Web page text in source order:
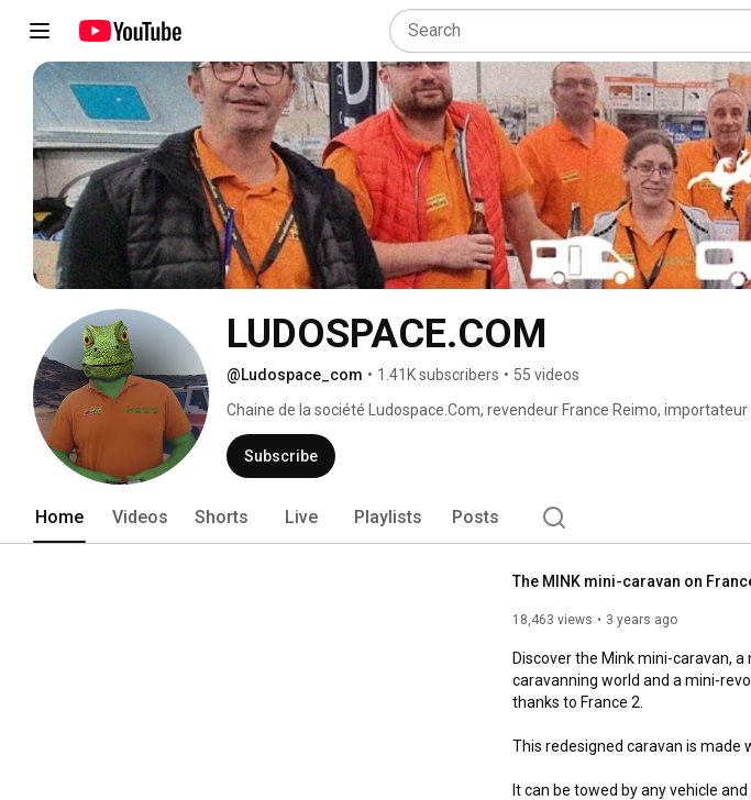
LUDOSPACE.COM
@Ludospace_com • 1.41K subscribers • 55 videos
Chaine de la société Ludospace.Com, revendeur France Reimo, importateur
Importateur des minicaravanes Mink et Caretta, concessionnaire des Vans
Concept by Ecocampers.
Subscribe
Home Videos Shorts Live Playlists Posts
18,463 views 3 years ago
Discover the Mink mini-caravan,
caravanning world and a mini-
thanks to France 2.
This redesigned caravan is made
It can be towed by any vehicle